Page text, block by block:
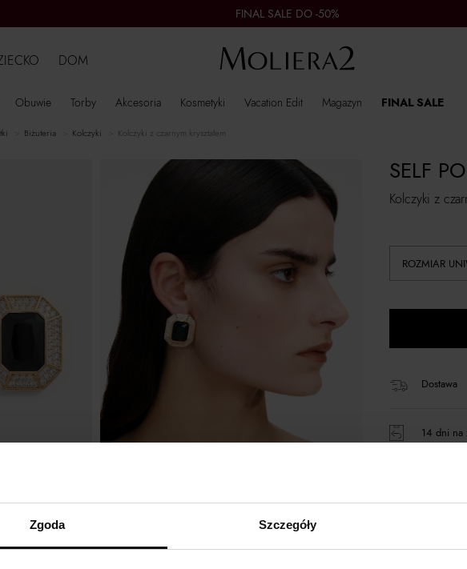
Zgoda Szczegóły
FINAL SALE DO -50%
Obuwie Torby Akcesoria Kosmetyki Vacation Edit Magazyn FINAL SALE
DOM
biżuteria kolczyki Kolczyki z czarnym kryształem
Kolczyki z
SELF
ROZMIAR
Dostawa
14 dni na
Kup